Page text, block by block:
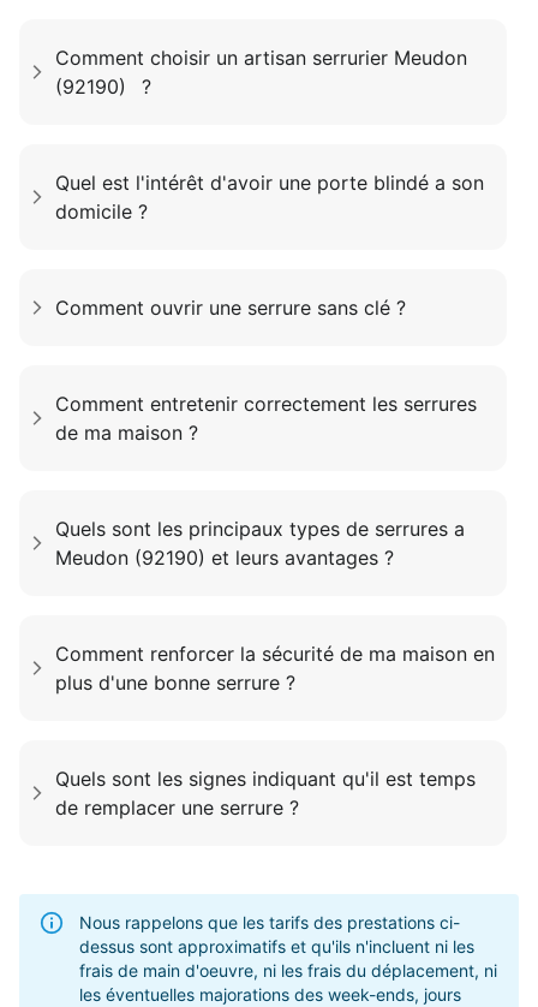
Comment choisir un artisan serrurier Meudon
(92190) ?
Quel est l'intérêt d'avoir une porte blindé a son
domicile ?
Comment ouvrir une serrure sans clé ?
Comment entretenir correctement les serrures
de ma maison ?
Quels sont les principaux types de serrures a
Meudon (92190) et leurs avantages ?
Comment renforcer la sécurité de ma maison en
plus d'une bonne serrure ?
Quels sont les signes indiquant qu'il est temps
de remplacer une serrure ?
Nous rappelons que les tarifs des prestations ci-
dessus sont approximatifs et qu'ils n'incluent ni les
frais de main d'oeuvre, ni les frais du déplacement, ni
les éventuelles majorations des week-ends, jours